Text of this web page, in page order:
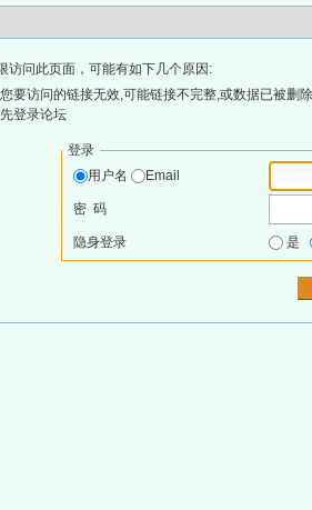
访问此页面，可能有如下几个原因:
要访问的链接无效,可能链接不完整,或数据已被删
登录论坛
登录
用户名
Email
密 码
隐身登录 是